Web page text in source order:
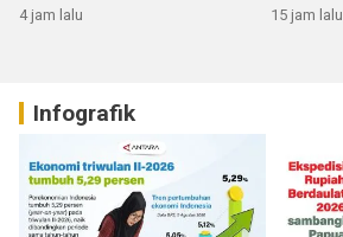
4 jam lalu 15 jam lalu
Infografik